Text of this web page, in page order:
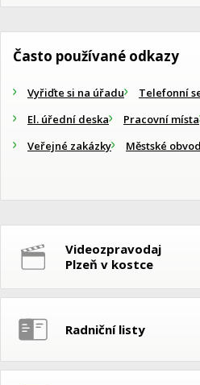
Často používané odkazy
Vyřiďte si na úřadu
Telefonní
El. úřední deska
Pracovní místa
Veřejné zakázky
Městské
Videozpravodaj
Plzeň v kostce
Radniční listy